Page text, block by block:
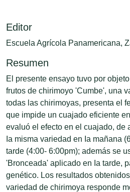
Editor
Escuela Agrícola Panamericana,
Resumen
El presente ensayo tuvo por
frutos de chirimoyo 'Cumbe', una
todas las chirimoyas, presenta el
que impide un cuajado eficiente
evaluó el efecto en el cuajado, de
Ia misma variedad en Ia mañana
tarde (4:00- 6:00pm); además se
'Bronceada' aplicado en Ia tarde,
genético. Los resultados
variedad de chirimoya responde